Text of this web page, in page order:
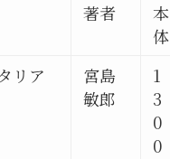
著者
本
体
リア
宮島
敏郎
1
3
0
0